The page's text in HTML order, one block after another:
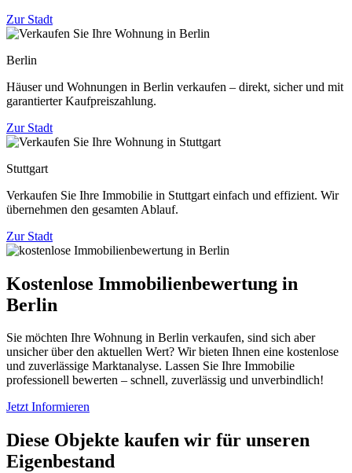
Zur Stadt
Berlin
Häuser und Wohnungen in Berlin verkaufen – direkt, sicher und mit
garantierter Kaufpreiszahlung.
Zur Stadt
Stuttgart
Verkaufen Sie Ihre Immobilie in Stuttgart einfach und effizient. Wir
übernehmen den gesamten Ablauf.
Zur Stadt
Kostenlose Immobilienbewertung in
Berlin
Sie möchten Ihre Wohnung in Berlin verkaufen, sind sich aber
unsicher über den aktuellen Wert? Wir bieten Ihnen eine kostenlose
und zuverlässige Marktanalyse. Lassen Sie Ihre Immobilie
professionell bewerten – schnell, zuverlässig und unverbindlich!
Jetzt Informieren
Diese Objekte kaufen wir für unseren
Eigenbestand